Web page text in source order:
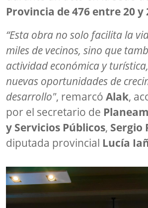
Provincia de 476 entre 20 y
“Esta obra no solo facilita la
miles de vecinos, sino que
actividad económica y
nuevas oportunidades de
desarrollo", remarcó Alak,
por el secretario de
y Servicios Públicos, Sergio
diputada provincial Lucía